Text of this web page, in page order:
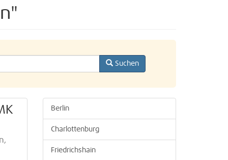
Suchen
Berlin
Charlottenburg
Friedrichshain